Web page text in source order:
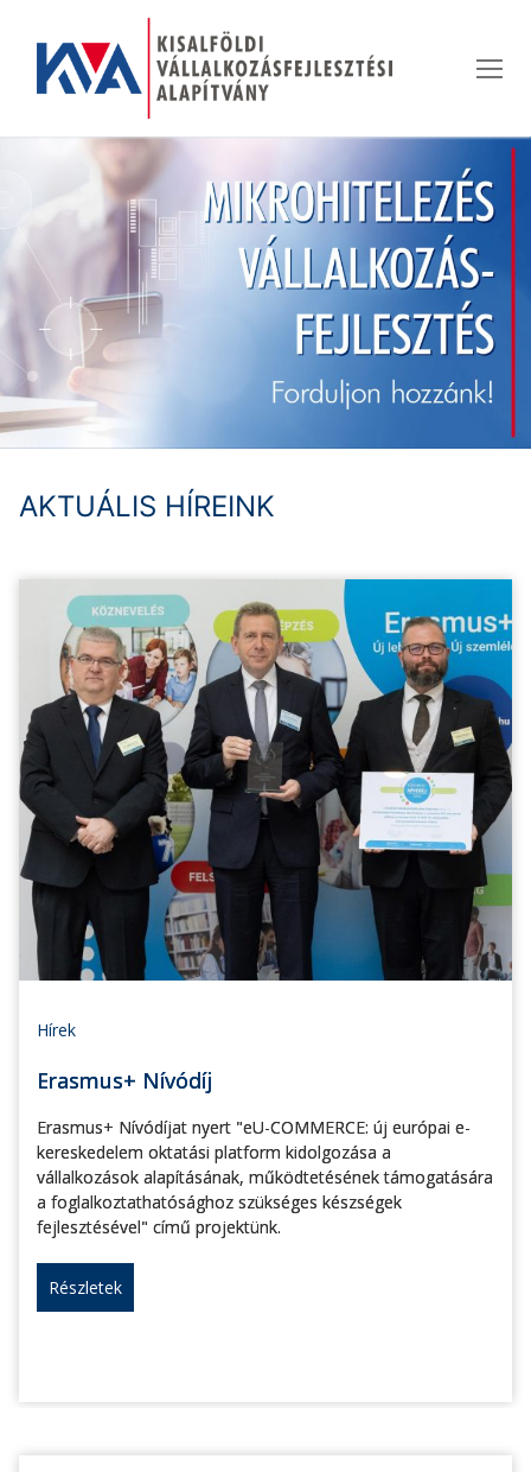
tartalomra
AKTUÁLIS HÍREINK
Hírek
Erasmus+ Nívódíj
Erasmus+ Nívódíjat nyert "eU-COMMERCE: új európai e-
kereskedelem oktatási platform kidolgozása a
vállalkozások alapításának, működtetésének támogatására
a foglalkoztathatósághoz szükséges készségek
fejlesztésével" című projektünk.
Részletek